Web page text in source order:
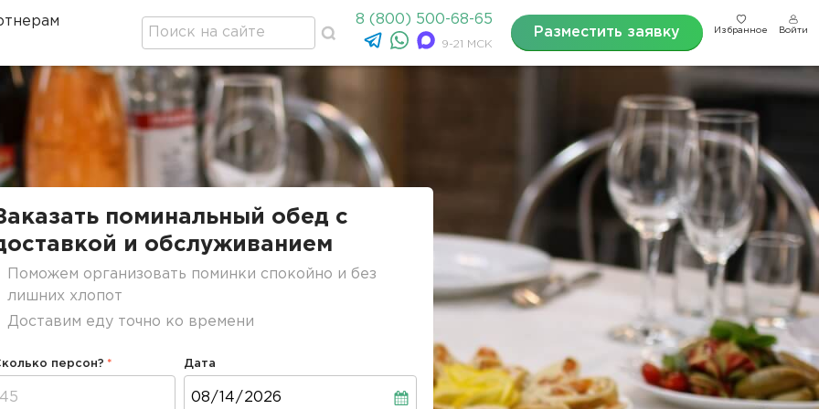
8 (800) 500-68-65
9-21 МСК
Разместить заявку Избранное Войти
поминальный обед c
и обслуживанием
Поможем организовать поминки спокойно и без
лишних хлопот
Доставим еду точно ко времени
персон? Дата